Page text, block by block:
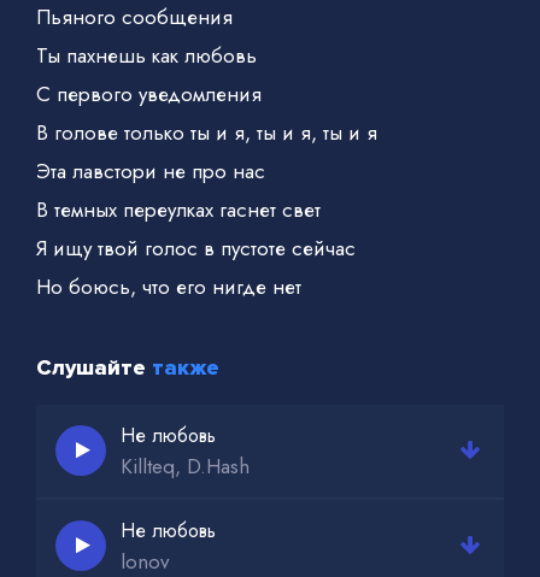
Пьяного сообщения
Ты пахнешь как любовь
C первого уведомления
В голове только ты и я, ты и я, ты и я
Эта лавстори не про нас
В темных переулках гаснет свет
Я ищу твой голос в пустоте сейчас
Но боюсь, что его нигде нет
Слушайте также
Не любовь
Killteq, D.Hash
Не любовь
lonov